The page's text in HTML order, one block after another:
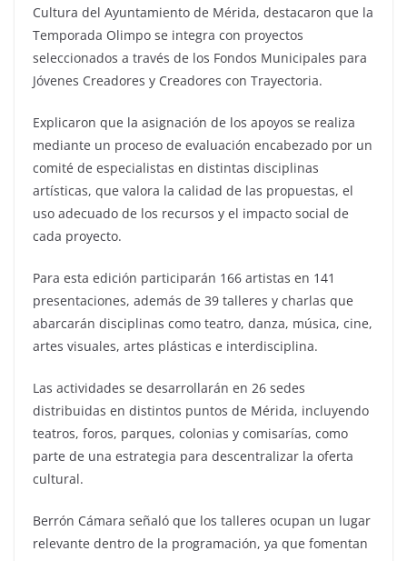
Cultura del Ayuntamiento de Mérida, destacaron que la
Temporada Olimpo se integra con proyectos
seleccionados a través de los Fondos Municipales para
Jóvenes Creadores y Creadores con Trayectoria.
Explicaron que la asignación de los apoyos se realiza
mediante un proceso de evaluación encabezado por un
comité de especialistas en distintas disciplinas
artísticas, que valora la calidad de las propuestas, el
uso adecuado de los recursos y el impacto social de
cada proyecto.
Para esta edición participarán 166 artistas en 141
presentaciones, además de 39 talleres y charlas que
abarcarán disciplinas como teatro, danza, música, cine,
artes visuales, artes plásticas e interdisciplina.
Las actividades se desarrollarán en 26 sedes
distribuidas en distintos puntos de Mérida, incluyendo
teatros, foros, parques, colonias y comisarías, como
parte de una estrategia para descentralizar la oferta
cultural.
Berrón Cámara señaló que los talleres ocupan un lugar
relevante dentro de la programación, ya que fomentan